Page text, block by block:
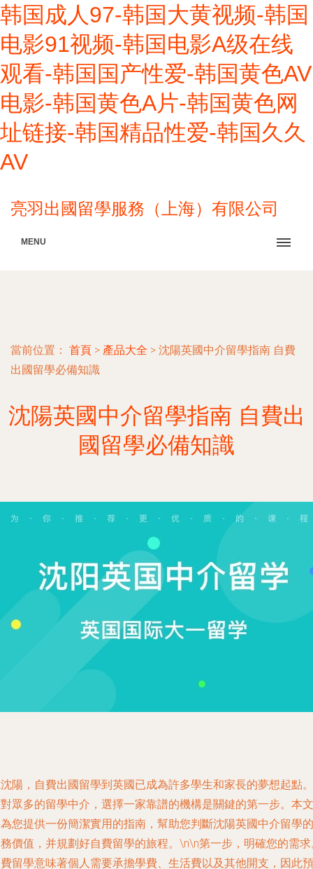
韩国成人97-韩国大黄视频-韩国
电影91视频-韩国电影A级在线
观看-韩国国产性爱-韩国黄色AV
电影-韩国黄色A片-韩国黄色网
址链接-韩国精品性爱-韩国久久
AV
亮羽出國留學服務（上海）有限公司
MENU
當前位置： 首頁 > 產品大全 > 沈陽英國中介留學指南 自費
出國留學必備知識
沈陽英國中介留學指南 自費出
國留學必備知識
陽，自費出國留學到英國已成為許多學生和家長的夢想起點。
眾多的留學中介，選擇一家靠譜的機構是關鍵的第一步。本文
您提供一份簡潔實用的指南，幫助您判斷沈陽英國中介留學的
價值，并規劃好自費留學的旅程。\n\n第一步，明確您的需
留學意味著個人需要承擔學費、生活費以及其他開支，因此預